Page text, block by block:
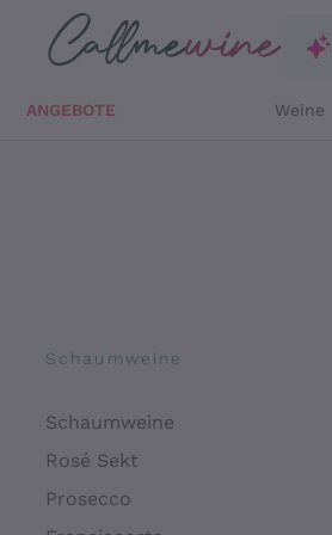
Zum Hauptinhalt springen
ANGEBOTE Weine
Schaumweine
Schaumweine
Rosé Sekt
Prosecco